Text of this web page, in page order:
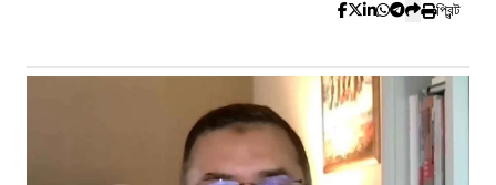
প্রিন্ট